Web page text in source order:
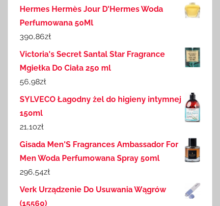
Hermes Hermès Jour D'Hermes Woda
Perfumowana 50Ml
390,86zł
Victoria's Secret Santal Star Fragrance
Mgiełka Do Ciała 250 ml
56,98zł
SYLVECO Łagodny żel do higieny intymnej
150ml
21,10zł
Gisada Men'S Fragrances Ambassador For
Men Woda Perfumowana Spray 50ml
296,54zł
Verk Urządzenie Do Usuwania Wągrów
(15560)